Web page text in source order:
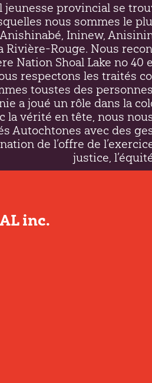
jeunesse provincial se
nous sommes le
Ininew,
Rivière-Rouge. Nous
Nation Shoal Lake no
respectons les traités
toustes des
a joué un rôle dans la
la vérité en tête, nous
Autochtones avec des
de l’offre de
justice,
inc.